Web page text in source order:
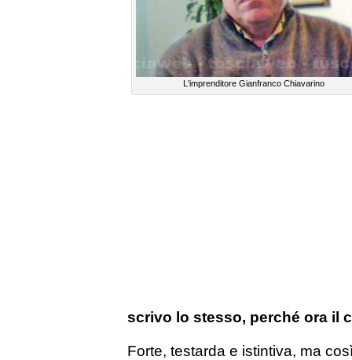
L'imprenditore Gianfranco Chiavarino
scrivo lo stesso, perché ora il
Forte, testarda e istintiva, ma